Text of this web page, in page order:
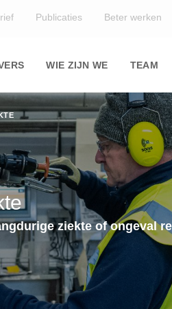
Publicaties Beter werken
WIE ZIJN WE TEAM
ziekte of ongeval